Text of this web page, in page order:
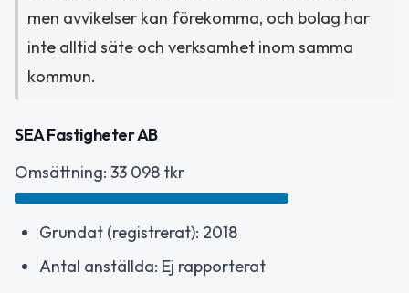
men avvikelser kan förekomma, och bolag har
inte alltid säte och verksamhet inom samma
kommun.
SEA Fastigheter AB
Omsättning: 33 098 tkr
Grundat (registrerat): 2018
Antal anställda: Ej rapporterat